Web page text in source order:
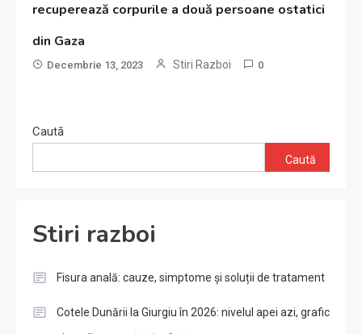
recuperează corpurile a două persoane ostatici
din Gaza
Decembrie 13, 2023 Stiri Razboi 0
Caută
Caută
Stiri razboi
Fisura anală: cauze, simptome și soluții de tratament
Cotele Dunării la Giurgiu în 2026: nivelul apei azi, grafic